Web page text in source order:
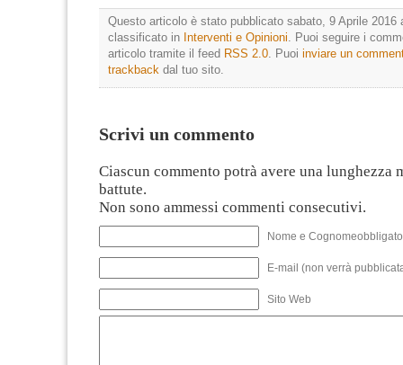
Questo articolo è stato pubblicato sabato, 9 Aprile 2016
classificato in Interventi e Opinioni. Puoi seguire i
articolo tramite il feed RSS 2.0. Puoi inviare un
trackback dal tuo sito.
Scrivi un commento
Ciascun commento potrà avere una lunghezza
battute.
Non sono ammessi commenti consecutivi.
Nome e
E-mail (non verrà
Sito Web